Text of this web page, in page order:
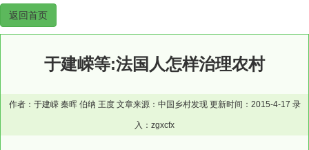
返回首页
于建嵘等:法国人怎样治理农村
作者：于建嵘 秦晖 伯纳 王度 文章来源：中国乡村发现 更新时间：2015-4-17 录
入：zgxcfx